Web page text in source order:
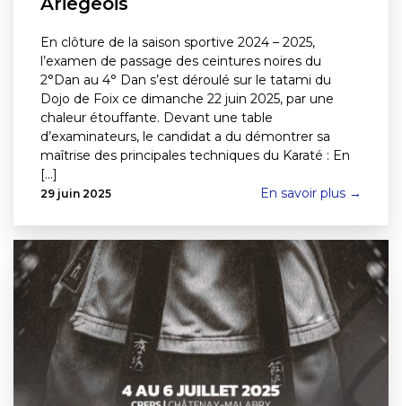
En clôture de la saison sportive 2024 – 2025,
l’examen de passage des ceintures noires du
2°Dan au 4° Dan s’est déroulé sur le tatami du
Dojo de Foix ce dimanche 22 juin 2025, par une
chaleur étouffante. Devant une table
d’examinateurs, le candidat a du démontrer sa
maîtrise des principales techniques du Karaté : En
[...]
29 juin 2025 En savoir plus →